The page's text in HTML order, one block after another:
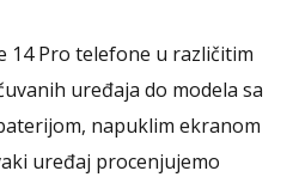
14 Pro telefone u različitim
uređaja do modela sa
napuklim ekranom
uređaj procenjujemo